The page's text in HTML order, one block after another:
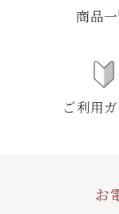
商品
ご利用
お